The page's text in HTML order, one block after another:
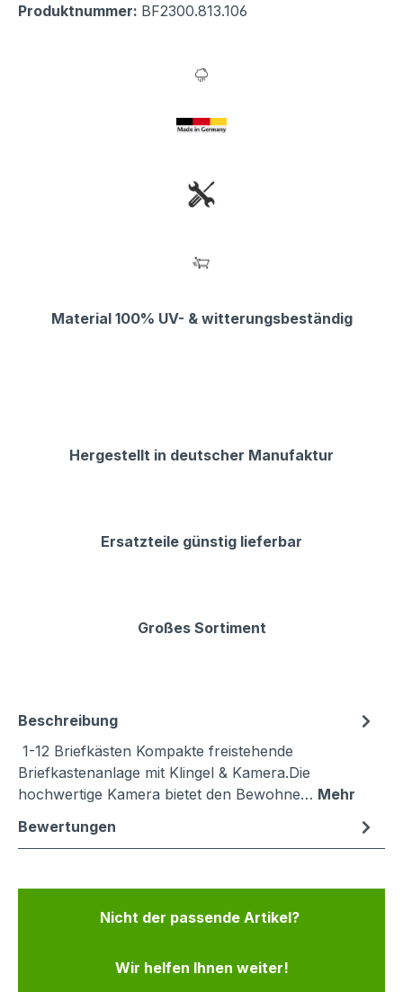
Produktnummer: BF2300.813.106
Material 100% UV- & witterungsbeständig
Hergestellt in deutscher Manufaktur
Ersatzteile günstig lieferbar
Großes Sortiment
Beschreibung
1-12 Briefkästen Kompakte freistehende
Briefkastenanlage mit Klingel & Kamera.Die
hochwertige Kamera bietet den Bewohne… Mehr
Bewertungen
Nicht der passende Artikel?
Wir helfen Ihnen weiter!